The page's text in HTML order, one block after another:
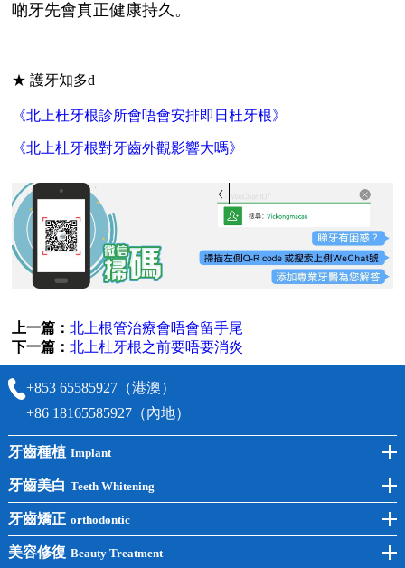
啲牙先會真正健康持久。
★ 護牙知多d
《北上杜牙根診所會唔會安排即日杜牙根》
《北上杜牙根對牙齒外觀影響大嗎》
vickongmacau
上一篇：北上根管治療會唔會留手尾
下一篇：北上杜牙根之前要唔要消炎
+853 65585927（港澳）
+86 18165585927（內地）
牙齒種植 Implant
前牙種植
後牙種植
單顆種植
牙齒美白 Teeth Whitening
冷光美白
洗牙
牙齒矯正 orthodontic
牙齒矯正
美容修復 Beauty Treatment